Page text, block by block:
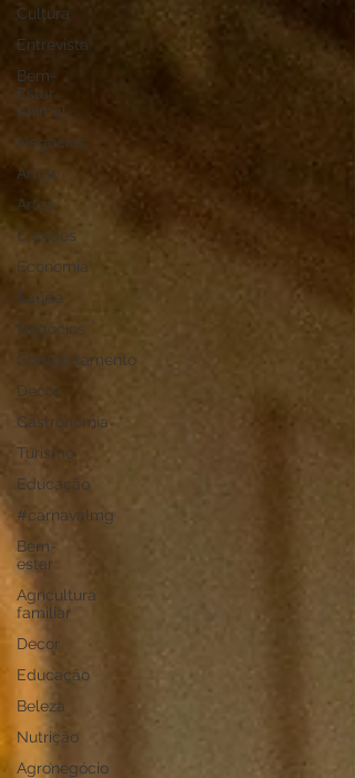
Cultura
Entrevista
Bem-
Estar
Animal
Negócios
Artigo
Artes
Cidades
Economia
Saúde
Negócios
Comportamento
Decor
Gastronomia
Turismo
Educação
#carnavalmg
Bem-
estar
Agricultura
familiar
Decor
Educação
Beleza
Nutrição
Agronegócio